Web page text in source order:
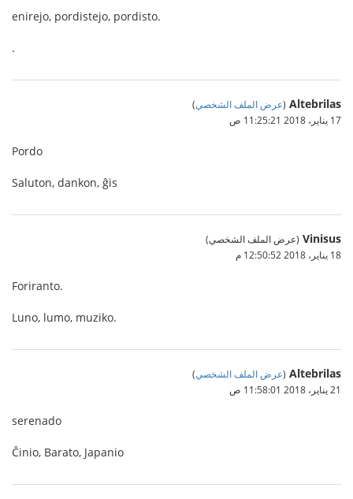
enirejo, pordistejo, pordisto.
.
Altebrilas
(عرض الملف الشخصي)
17 يناير، 2018 11:25:21 ص
Pordo
Saluton, dankon, ĝis
Vinisus (عرض الملف الشخصي)
18 يناير، 2018 12:50:52 م
Foriranto.
Luno, lumo, muziko.
Altebrilas
(عرض الملف الشخصي)
21 يناير، 2018 11:58:01 ص
serenado
Ĉinio, Barato, Japanio